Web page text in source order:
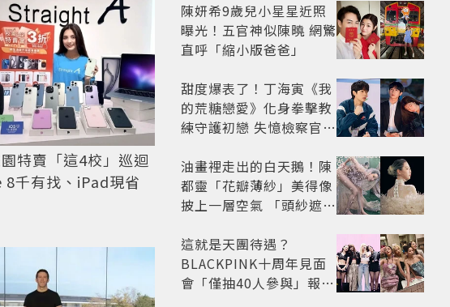
特賣「這4校」巡迴
千有找、iPad現省
陳妍希9歲兒小星星近照
曝光！五官神似陳曉 網驚
直呼「縮小版爸爸」
甜度爆表了！丁海寅《我
的荒糖戀愛》化身拳擊教
練守護初戀 失憶檢察官×
劇
油畫裡走出的白天鵝！陳
都靈「花瓣薄紗」美得像
披上一層空氣 「頭紗遮
太仙
這就是天團待遇？
BLACKPINK十周年見面
會「僅抽40人參與」報名